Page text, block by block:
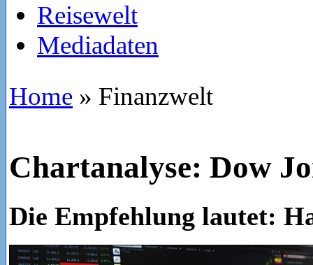
Reisewelt
Mediadaten
Home » Finanzwelt
Chartanalyse: Dow
Die Empfehlung lautet: